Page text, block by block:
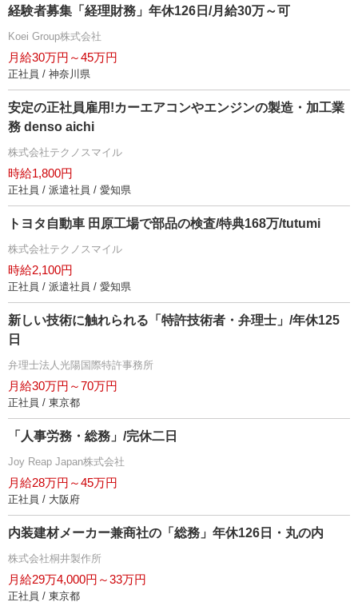
経験者募集「経理財務」年休126日/月給30万～可
Koei Group株式会社
月給30万円～45万円
正社員 / 神奈川県
安定の正社員雇用!カーエアコンやエンジンの製造・加工業
務 denso aichi
株式会社テクノスマイル
時給1,800円
正社員 / 派遣社員 / 愛知県
トヨタ自動車 田原工場で部品の検査/特典168万/tutumi
株式会社テクノスマイル
時給2,100円
正社員 / 派遣社員 / 愛知県
新しい技術に触れられる「特許技術者・弁理士」/年休125
日
弁理士法人光陽国際特許事務所
月給30万円～70万円
正社員 / 東京都
「人事労務・総務」/完休二日
Joy Reap Japan株式会社
月給28万円～45万円
正社員 / 大阪府
内装建材メーカー兼商社の「総務」年休126日・丸の内
株式会社桐井製作所
月給29万4,000円～33万円
正社員 / 東京都